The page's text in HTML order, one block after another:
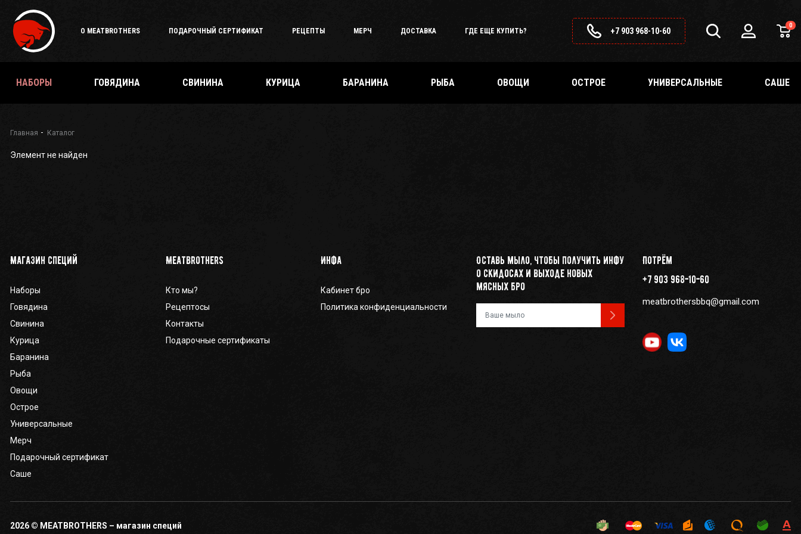
О MEATBROTHERS ПОДАРОЧНЫЙ СЕРТИФИКАТ РЕЦЕПТЫ МЕРЧ ДОСТАВКА ГДЕ ЕЩЕ КУПИТЬ? +7 903 968-10-60
0
НАБОРЫ ГОВЯДИНА СВИНИНА КУРИЦА БАРАНИНА РЫБА ОВОЩИ ОСТРОЕ УНИВЕРСАЛЬНЫЕ САШЕ
Подарочный
сертификат
Каталог
специй
О
Кабинет
бро
Корзина
Главная Каталог
Элемент не найден
Магазин специй
Наборы
Говядина
Свинина
Курица
Баранина
Рыба
Овощи
Острое
Универсальные
Мерч
Подарочный сертификат
Саше
Meatbrothers
Кто мы?
Рецептосы
Контакты
Подарочные сертификаты
Инфа
Кабинет бро
Политика конфиденциальности
Оставь мыло, чтобы получить инфу
о скидосах и выходе новых
мясных бро
Потрём
+7 903 968-10-60
meatbrothersbbq@gmail.com
2026 © MEATBROTHERS – магазин специй